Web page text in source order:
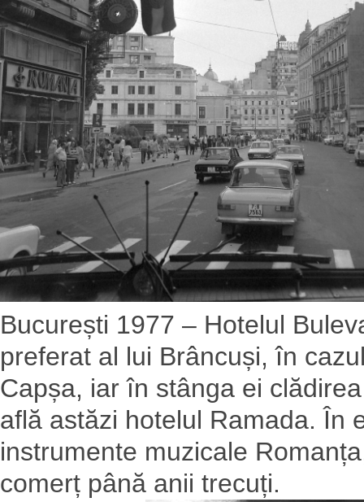
București 1977 – Hotelul
preferat al lui Brâncuși, în
Capșa, iar în stânga ei
află astăzi hotelul Ramada. În
instrumente muzicale
comerț până anii trecuți.